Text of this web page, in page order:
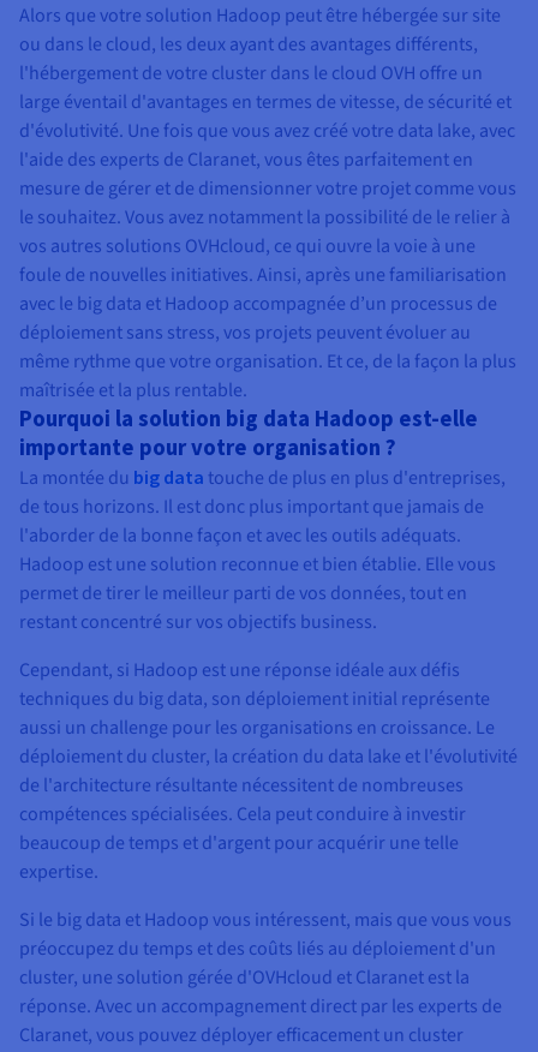
Alors que votre solution Hadoop peut être hébergée sur site
ou dans le cloud, les deux ayant des avantages différents,
l'hébergement de votre cluster dans le cloud OVH offre un
large éventail d'avantages en termes de vitesse, de sécurité et
d'évolutivité. Une fois que vous avez créé votre data lake, avec
l'aide des experts de Claranet, vous êtes parfaitement en
mesure de gérer et de dimensionner votre projet comme vous
le souhaitez. Vous avez notamment la possibilité de le relier à
vos autres solutions OVHcloud, ce qui ouvre la voie à une
foule de nouvelles initiatives. Ainsi, après une familiarisation
avec le big data et Hadoop accompagnée d’un processus de
déploiement sans stress, vos projets peuvent évoluer au
même rythme que votre organisation. Et ce, de la façon la plus
maîtrisée et la plus rentable.
Pourquoi la solution big data Hadoop est-elle
importante pour votre organisation ?
La montée du big data touche de plus en plus d'entreprises,
de tous horizons. Il est donc plus important que jamais de
l'aborder de la bonne façon et avec les outils adéquats.
Hadoop est une solution reconnue et bien établie. Elle vous
permet de tirer le meilleur parti de vos données, tout en
restant concentré sur vos objectifs business.
Cependant, si Hadoop est une réponse idéale aux défis
techniques du big data, son déploiement initial représente
aussi un challenge pour les organisations en croissance. Le
déploiement du cluster, la création du data lake et l'évolutivité
de l'architecture résultante nécessitent de nombreuses
compétences spécialisées. Cela peut conduire à investir
beaucoup de temps et d'argent pour acquérir une telle
expertise.
Si le big data et Hadoop vous intéressent, mais que vous vous
préoccupez du temps et des coûts liés au déploiement d'un
cluster, une solution gérée d'OVHcloud et Claranet est la
réponse. Avec un accompagnement direct par les experts de
Claranet, vous pouvez déployer efficacement un cluster